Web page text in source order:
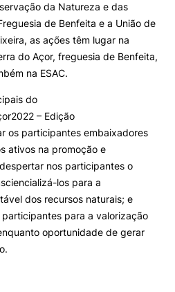
Coimbra. Todos os direitos reservados.
da Natureza e das
de Benfeita e a União de
as ações têm lugar na
do Açor, freguesia de Benfeita,
na ESAC.
do
– Edição
os participantes embaixadores
ativos na promoção e
nos participantes o
los para a
dos recursos naturais; e
para a valorização
oportunidade de gerar